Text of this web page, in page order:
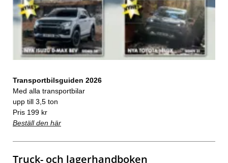
Transportbilsguiden 2026
Med alla transportbilar
upp till 3,5 ton
Pris 199 kr
Beställ den här
Truck- och lagerhandboken